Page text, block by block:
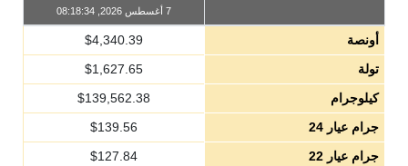
7 أغسطس 2026, 08:18:34
أونصة $4,340.39
تولة
$1,627.65
كيلوجرام
$139,562.38
جرام عيار 24
$139.56
جرام عيار 22
$127.84